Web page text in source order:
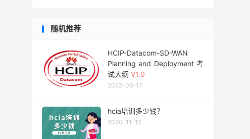
随机推荐
HCIP-Datacom-SD-WAN
Planning and Deployment 考
试大纲 V1.0
2022-06-17
hcia培训多少钱？
2020-11-12